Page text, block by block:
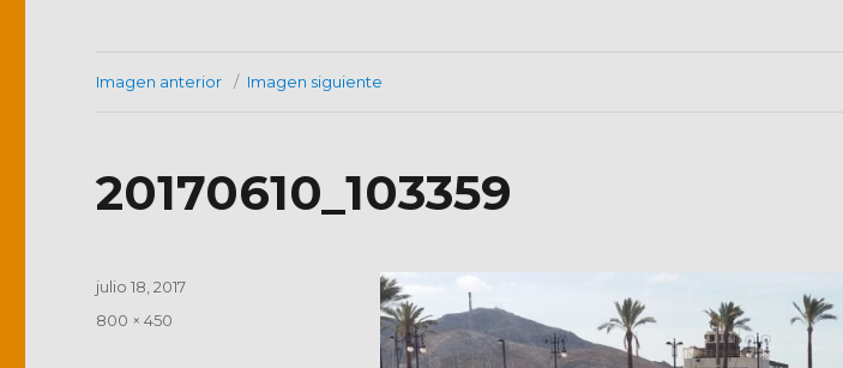
Imagen anterior Imagen siguiente
20170610_103359
Publicado
julio 18, 2017
Tamaño
800 × 450